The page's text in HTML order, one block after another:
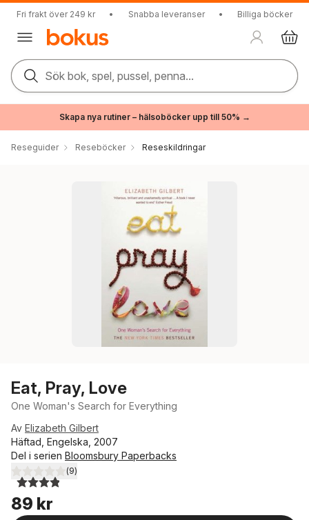
Fri frakt över 249 kr • Snabba leveranser • Billiga böcker
Sök bok, spel, pussel, penna...
Skapa nya rutiner – hälsoböcker upp till 50% →
Reseguider Reseböcker Reseskildringar
Eat, Pray, Love
One Woman's Search for Everything
Av Elizabeth Gilbert
Häftad, Engelska, 2007
Del i serien Bloomsbury Paperbacks
3,9utav 5 stjärnor. Totalt antal röster:
(9)
89 kr